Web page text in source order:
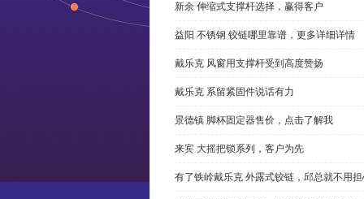
新余 伸缩式支撑杆选择，赢得客户
益阳 不锈钢 铰链哪里靠谱，更多详细详情
戴乐克 风窗用支撑杆受到高度赞扬
戴乐克 系留紧固件说话有力
景德镇 脚杯固定器售价，点击了解我
来宾 大摇把锁系列，客户为先
有了铁岭戴乐克 外露式铰链，邱总就不用